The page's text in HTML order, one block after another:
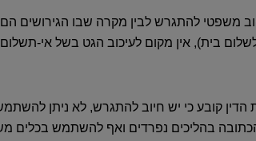
משפטי להתגרש לבין מקרה שבו הגירושים
בית‏)‏‏,‏ אין מקום לעיכוב הגט בשל אי-
קובע כי יש חיוב להתגרש‏,‏ לא ניתן
בהליכים נפרדים ואף להשתמש בכלים